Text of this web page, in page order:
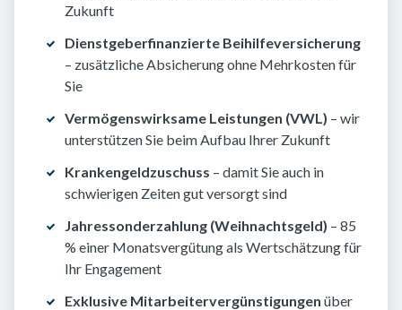
Zukunft
Dienstgeberfinanzierte Beihilfeversicherung
– zusätzliche Absicherung ohne Mehrkosten für
Sie
Vermögenswirksame Leistungen (VWL) – wir
unterstützen Sie beim Aufbau Ihrer Zukunft
Krankengeldzuschuss – damit Sie auch in
schwierigen Zeiten gut versorgt sind
Jahressonderzahlung (Weihnachtsgeld) – 85
% einer Monatsvergütung als Wertschätzung für
Ihr Engagement
Exklusive Mitarbeitervergünstigungen über